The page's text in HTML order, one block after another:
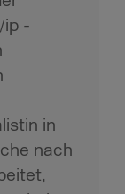
ip -
in
nach